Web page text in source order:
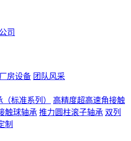
厂房设备 团队风采
标准系列）
高精度超高速角接触
触球轴承 推力圆柱滚子轴承 双列
制